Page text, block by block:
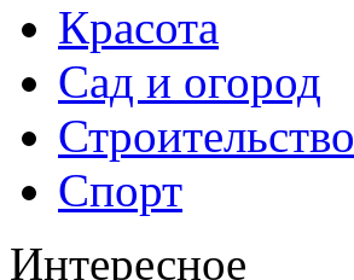
Красота
Сад и огород
Спорт
Интересное